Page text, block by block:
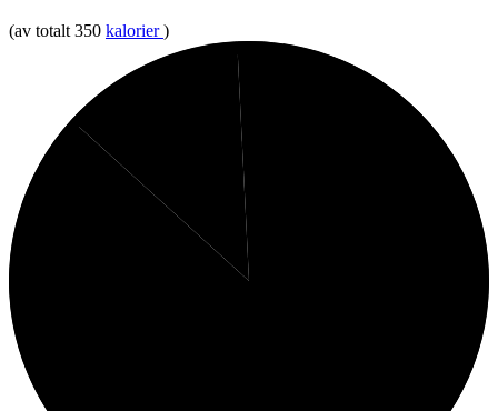
(av totalt 350 kalorier )
1%
Kolhydrater